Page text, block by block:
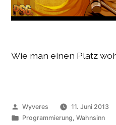
Wie man einen Platz
Veröffentlicht
von
Wyveres
11. Juni 2013
Veröffentlicht
Programmierung ,Wahnsinn